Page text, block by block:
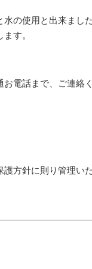
の使用と出来まし
す。
電話まで、ご連絡
方針に則り管理いた